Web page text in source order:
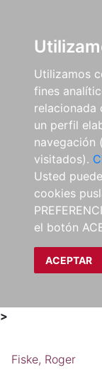
Utilizamos
fines
relacionada
un perfil
navegación
visitados).
Usted
cookies
el botón
ACEPTAR
>
Fiske, Roger